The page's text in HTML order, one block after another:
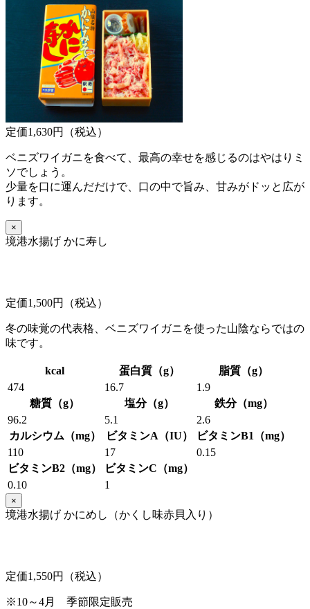
定価1,630円（税込）
ベニズワイガニを食べて、最高の幸せを感じるのはやはりミ
ソでしょう。
少量を口に運んだだけで、口の中で旨み、甘みがドッと広が
ります。
×
境港水揚げ かに寿し
定価1,500円（税込）
冬の味覚の代表格、ベニズワイガニを使った山陰ならではの
味です。
kcal 蛋白質（g）
脂質（g）
474
16.7
1.9
糖質（g）
塩分（g）
鉄分（mg）
96.2
5.1
2.6
カルシウム（mg）
ビタミンA（IU）
ビタミンB1（mg）
110
17
0.15
ビタミンB2（mg）
ビタミンC（mg）
0.10
1
×
境港水揚げ かにめし（かくし味赤貝入り）
定価1,550円（税込）
※10～4月 季節限定販売